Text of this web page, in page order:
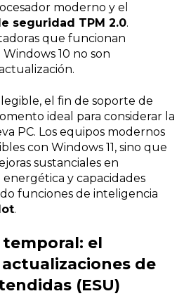
moderno y el
seguridad TPM 2.0.
que funcionan
10 no son
el fin de soporte de
ideal para considerar la
PC. Los equipos modernos
con Windows 11, sino que
sustanciales en
y capacidades
funciones de inteligencia
.
el
de
(ESU)